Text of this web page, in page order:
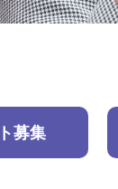
募集